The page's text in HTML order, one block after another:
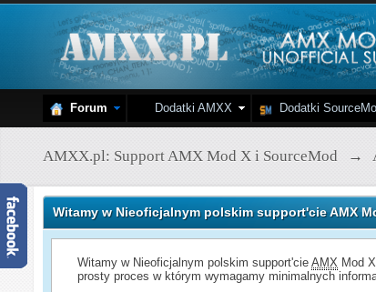
Forum Dodatki AMXX Dodatki
AMXX.pl: Support AMX Mod X i SourceMod →
Witamy w Nieoficjalnym polskim support'cie AMX
Witamy w Nieoficjalnym polskim support'cieAMX Mod
prosty proces w którym wymagamy minimalnych